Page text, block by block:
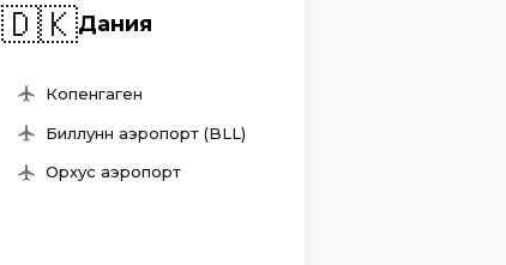
🇩🇰Дания
Копенгаген
Биллунн аэропорт (BLL)
Орхус аэропорт